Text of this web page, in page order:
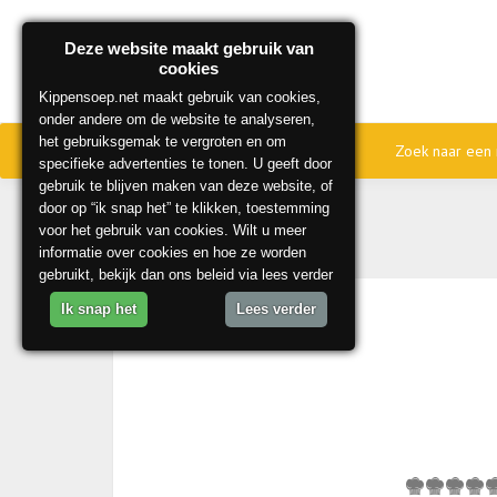
Home Onze beste recepten Zoek naar
Deze website maakt gebruik van
cookies
Kippensoep.net maakt gebruik van cookies,
onder andere om de website te analyseren,
het gebruiksgemak te vergroten en om
specifieke advertenties te tonen. U geeft door
gebruik te blijven maken van deze website, of
door op “ik snap het” te klikken, toestemming
voor het gebruik van cookies. Wilt u meer
informatie over cookies en hoe ze worden
gebruikt, bekijk dan ons beleid via lees verder
Ik snap het Lees verder